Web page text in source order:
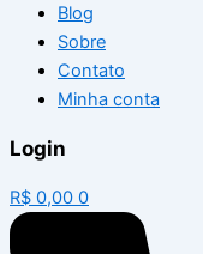
Blog
Sobre
Contato
Minha conta
Login
R$ 0,00 0